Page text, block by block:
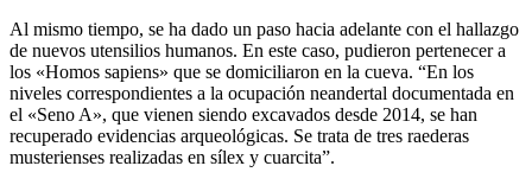
Al mismo tiempo, se ha dado un paso hacia adelante con el hallazgo
de nuevos utensilios humanos. En este caso, pudieron pertenecer a
los «Homos sapiens» que se domiciliaron en la cueva. “En los
niveles correspondientes a la ocupación neandertal documentada en
el «Seno A», que vienen siendo excavados desde 2014, se han
recuperado evidencias arqueológicas. Se trata de tres raederas
musterienses realizadas en sílex y cuarcita”.